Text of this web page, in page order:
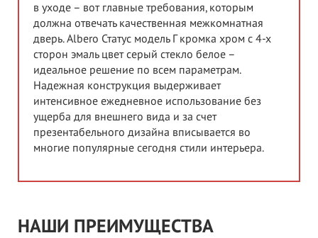
в уходе – вот главные требования, которым
должна отвечать качественная межкомнатная
дверь. Albero Статус модель Г кромка хром с 4-х
сторон эмаль цвет серый стекло белое –
идеальное решение по всем параметрам.
Надежная конструкция выдерживает
интенсивное ежедневное использование без
ущерба для внешнего вида и за счет
презентабельного дизайна вписывается во
многие популярные сегодня стили интерьера.
НАШИ ПРЕИМУЩЕСТВА